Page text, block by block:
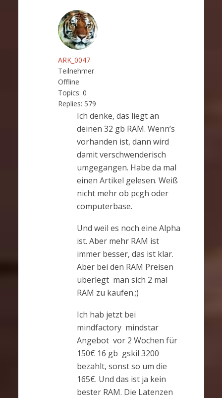
ARK_0047
Teilnehmer
Offline
Topics: 0
Replies: 579
Ich denke, das liegt an
deinen 32 gb RAM. Wenn’s
vorhanden ist, dann wird
damit verschwenderisch
umgegangen. Habe da mal
einen Artikel gelesen. Weiß
nicht mehr ob pcgh oder
computerbase.
Und weil es noch eine Alpha
ist. Aber mehr RAM ist
immer besser, das ist klar.
Aber bei den RAM Preisen
überlegt man sich 2 mal
RAM zu kaufen.;)
Ich hab jetzt bei
mindfactory mindstar
Angebot vor 2 Wochen für
150€ 16 gb gskil 3200
bezahlt, sonst so um die
165€. Und das ist ja kein
bester RAM. Die Latenzen